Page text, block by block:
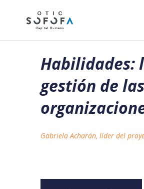
Habilidades:
gestión de las
Gabriela Acharán, líder del